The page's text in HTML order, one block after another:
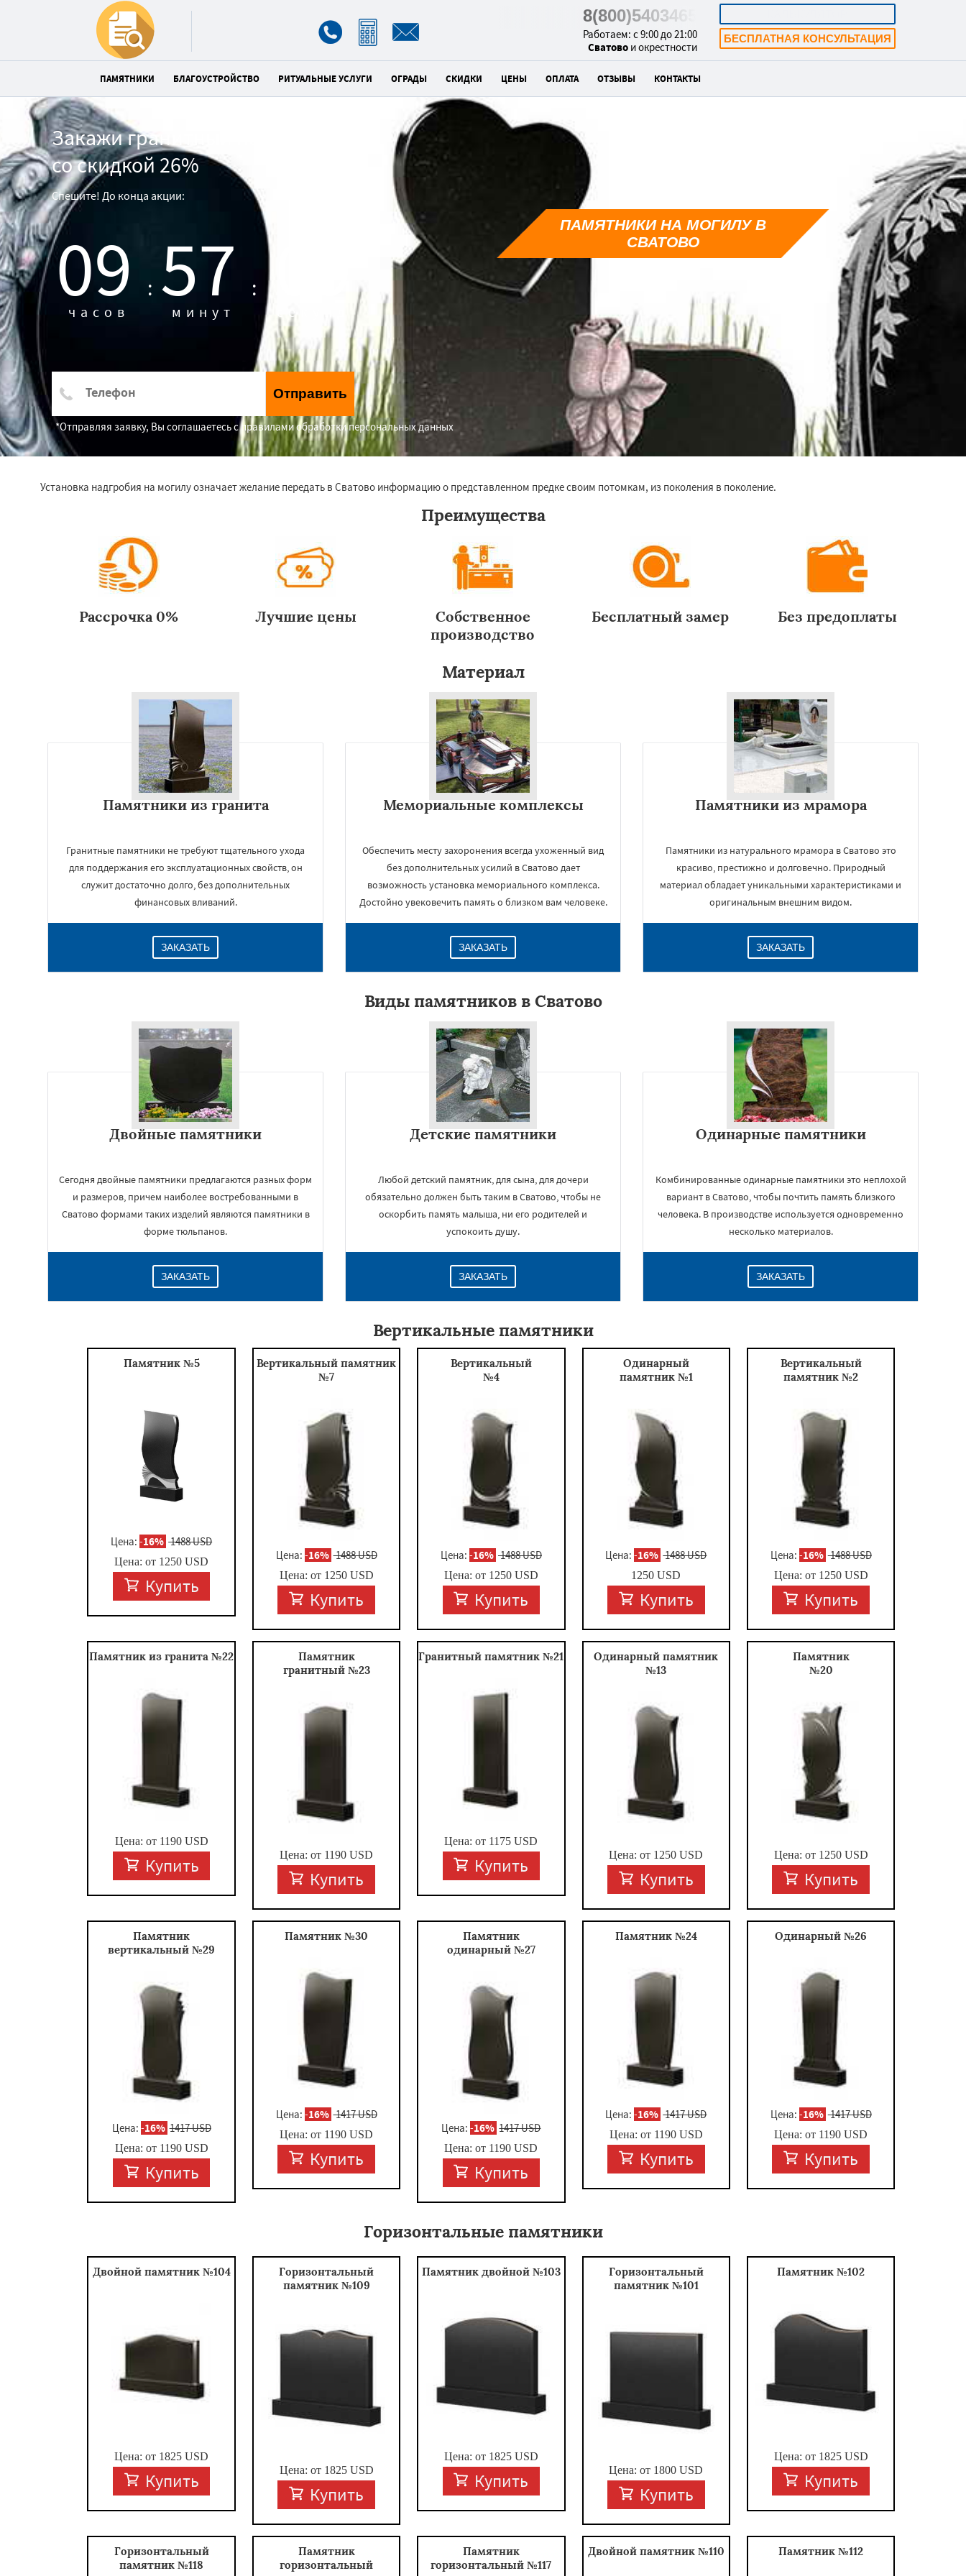
БЕСПЛАТНАЯ КОНСУЛЬТАЦИЯ
8(800)5403465
Работаем: с 9:00 до 21:00
Сватово и окрестности
ПАМЯТНИКИ БЛАГОУСТРОЙСТВО РИТУАЛЬНЫЕ УСЛУГИ ОГРАДЫ СКИДКИ ЦЕНЫ ОПЛАТА ОТЗЫВЫ КОНТАКТЫ
Закажи гранитный памятник
со скидкой 26%
Спешите! До конца акции:
09 :
часов 57 :
минут секунд
Отправить
*Отправляя заявку, Вы соглашаетесь с правилами обработки персональных данных
ПАМЯТНИКИ НА МОГИЛУ В
СВАТОВО
Установка надгробия на могилу означает желание передать в Сватово информацию о представленном предке своим потомкам, из поколения в поколение.
Преимущества
Рассрочка 0% Лучшие цены
Собственное
производство
Бесплатный замер Без предоплаты
Материал
Памятники из гранита
Гранитные памятники не требуют тщательного ухода
для поддержания его эксплуатационных свойств, он
служит достаточно долго, без дополнительных
финансовых вливаний.
ЗАКАЗАТЬ
Мемориальные комплексы
Обеспечить месту захоронения всегда ухоженный вид
без дополнительных усилий в Сватово дает
возможность установка мемориального комплекса.
Достойно увековечить память о близком вам человеке.
ЗАКАЗАТЬ
Памятники из мрамора
Памятники из натурального мрамора в Сватово это
красиво, престижно и долговечно. Природный
материал обладает уникальными характеристиками и
оригинальным внешним видом.
ЗАКАЗАТЬ
Виды памятников в Сватово
Двойные памятники
Сегодня двойные памятники предлагаются разных форм
и размеров, причем наиболее востребованными в
Сватово формами таких изделий являются памятники в
форме тюльпанов.
ЗАКАЗАТЬ
Детские памятники
Любой детский памятник, для сына, для дочери
обязательно должен быть таким в Сватово, чтобы не
оскорбить память малыша, ни его родителей и
успокоить душу.
ЗАКАЗАТЬ
Одинарные памятники
Комбинированные одинарные памятники это неплохой
вариант в Сватово, чтобы почтить память близкого
человека. В производстве используется одновременно
несколько материалов.
ЗАКАЗАТЬ
Вертикальные памятники
Памятник №5
Цена:-16% 1488 USD
Цена: от 1250 USD
Купить
Вертикальный памятник
№7
Цена: -16% 1488 USD
Цена: от 1250USD
Купить
Вертикальный
№4
Цена: -16% 1488 USD
Цена: от 1250USD
Купить
Одинарный
памятник №1
Цена:-16% 1488 USD
1250 USD
Купить
Вертикальный
памятник №2
Цена: -16% 1488 USD
Цена: от 1250USD
Купить
Памятник из гранита №22
Цена: от 1190USD
Купить
Памятник
гранитный №23
Цена: от 1190 USD
Купить
Гранитный памятник №21
Цена: от 1175 USD
Купить
Одинарный памятник
№13
Цена: от 1250 USD
Купить
Памятник
№20
Цена: от 1250USD
Купить
Памятник
вертикальный №29
Цена: -16% 1417 USD
Цена: от 1190USD
Купить
Памятник №30
Цена: -16% 1417 USD
Цена: от 1190 USD
Купить
Памятник
одинарный №27
Цена:-16% 1417 USD
Цена: от 1190 USD
Купить
Памятник №24
Цена:-16% 1417 USD
Цена: от 1190USD
Купить
Одинарный №26
Цена: -16% 1417 USD
Цена: от 1190 USD
Купить
Горизонтальные памятники
Двойной памятник №104
Цена: от 1825 USD
Купить
Горизонтальный
памятник №109
Цена: от 1825USD
Купить
Памятник двойной №103
Цена: от 1825USD
Купить
Горизонтальный
памятник №101
Цена: от 1800 USD
Купить
Памятник №102
Цена: от 1825USD
Купить
Горизонтальный
памятник №118
Памятник
горизонтальный
Памятник
горизонтальный №117
Двойной памятник №110 Памятник №112
Даю согласие на обработку персональных данных